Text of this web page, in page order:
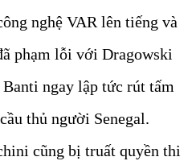
nghệ VAR lên tiếng và
phạm lỗi với Dragowski
ngay lập tức rút tấm
thủ người Senegal.
cũng bị truất quyền thi